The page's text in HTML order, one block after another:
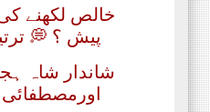
خالص لکھنے
پیش ؟ 💭
شاندار شاہ
اورمصطفائی